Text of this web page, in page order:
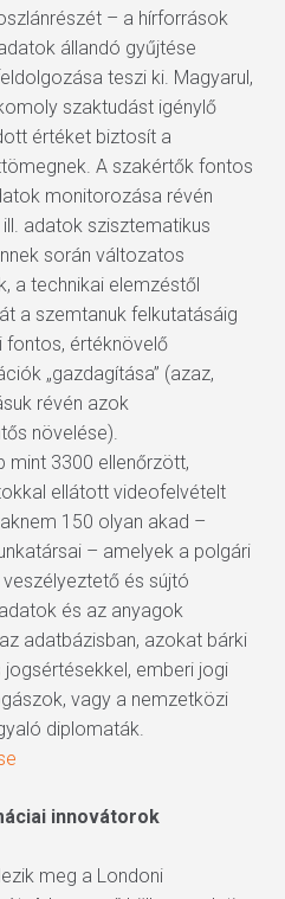
– a hírforrások
állandó gyűjtése
teszi ki. Magyarul,
szaktudást igénylő
értéket biztosít a
A szakértők fontos
monitorozása révén
adatok szisztematikus
során változatos
a technikai elemzéstől
a szemtanuk felkutatásáig
fontos, értéknövelő
„gazdagítása” (azaz,
révén azok
növelése).
mint 3300 ellenőrzött,
ellátott videofelvételt
150 olyan akad –
– amelyek a polgári
és sújtó
és az anyagok
adatbázisban, azokat bárki
emberi jogi
vagy a nemzetközi
diplomaták.
innovátorok
meg a Londoni